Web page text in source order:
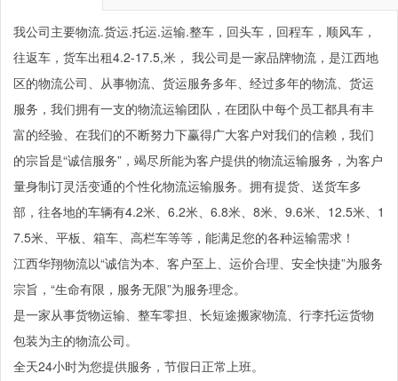
我公司主要物流.货运.托运.运输.整车，回头车，回程车，顺风车，
往返车，货车出租4.2-17.5,米， 我公司是一家品牌物流，是江西地
区的物流公司、从事物流、货运服务多年、经过多年的物流、货运
服务，我们拥有一支的物流运输团队，在团队中每个员工都具有丰
富的经验、在我们的不断努力下赢得广大客户对我们的信赖，我们
的宗旨是“诚信服务”，竭尽所能为客户提供的物流运输服务，为客户
量身制订灵活变通的个性化物流运输服务。拥有提货、送货车多
部，往各地的车辆有4.2米、6.2米、6.8米、8米、9.6米、12.5米、1
7.5米、平板、箱车、高栏车等等，能满足您的各种运输需求！
江西华翔物流以“诚信为本、客户至上、运价合理、安全快捷”为服务
宗旨，“生命有限，服务无限”为服务理念。
是一家从事货物运输、整车零担、长短途搬家物流、行李托运货物
包装为主的物流公司。
全天24小时为您提供服务，节假日正常上班。